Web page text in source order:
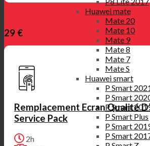
Huawei mate
Mate 20
Mate 10
Mate 9
Mate 8
Mate 7
Mate S
Huawei smart
P Smart
P Smart
P Smart
P Smart Plus
P Smart
P Smart
29 €
Remplacement Ecran Qualité
Service Pack
2h